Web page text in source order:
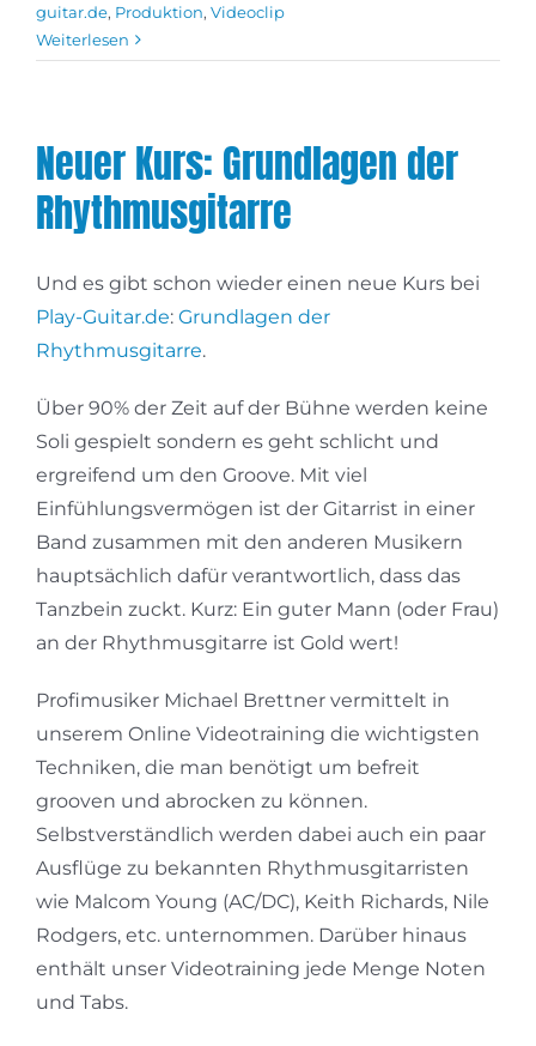
guitar.de, Produktion, Videoclip
Weiterlesen
Neuer Kurs: Grundlagen der
Rhythmusgitarre
Und es gibt schon wieder einen neue Kurs bei
Play-Guitar.de: Grundlagen der
Rhythmusgitarre.
Über 90% der Zeit auf der Bühne werden keine
Soli gespielt sondern es geht schlicht und
ergreifend um den Groove. Mit viel
Einfühlungsvermögen ist der Gitarrist in einer
Band zusammen mit den anderen Musikern
hauptsächlich dafür verantwortlich, dass das
Tanzbein zuckt. Kurz: Ein guter Mann (oder Frau)
an der Rhythmusgitarre ist Gold wert!
Profimusiker Michael Brettner vermittelt in
unserem Online Videotraining die wichtigsten
Techniken, die man benötigt um befreit
grooven und abrocken zu können.
Selbstverständlich werden dabei auch ein paar
Ausflüge zu bekannten Rhythmusgitarristen
wie Malcom Young (AC/DC), Keith Richards, Nile
Rodgers, etc. unternommen. Darüber hinaus
enthält unser Videotraining jede Menge Noten
und Tabs.